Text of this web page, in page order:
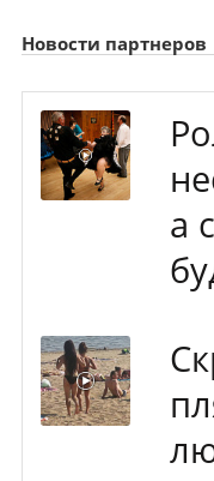
Новости партнеров
а